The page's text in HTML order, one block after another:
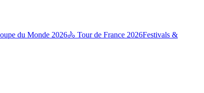
du Monde 2026🚴 Tour de France 2026Festivals &